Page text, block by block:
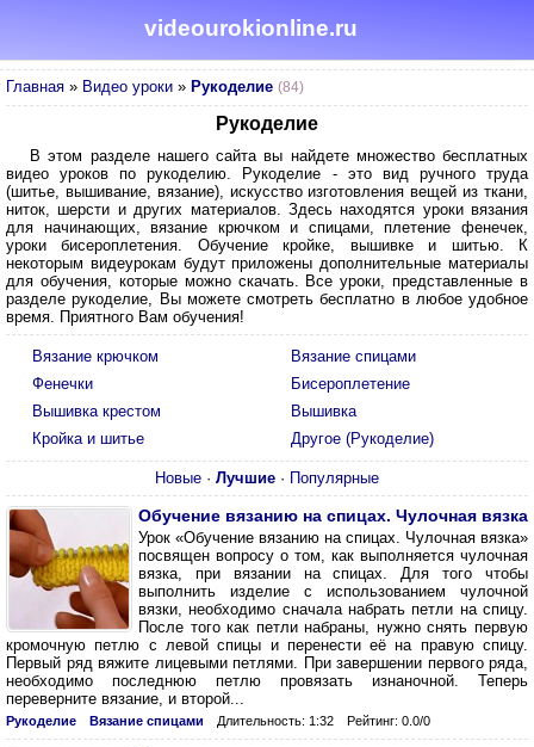
videourokionline.ru
Главная » Видео уроки » Рукоделие (84)
Рукоделие
В этом разделе нашего сайта вы найдете множество бесплатных
видео уроков по рукоделию. Рукоделие - это вид ручного труда
(шитье, вышивание, вязание), искусство изготовления вещей из ткани,
ниток, шерсти и других материалов. Здесь находятся уроки вязания
для начинающих, вязание крючком и спицами, плетение фенечек,
уроки бисероплетения. Обучение кройке, вышивке и шитью. К
некоторым видеурокам будут приложены дополнительные материалы
для обучения, которые можно скачать. Все уроки, представленные в
разделе рукоделие, Вы можете смотреть бесплатно в любое удобное
время. Приятного Вам обучения!
Вязание крючком
Вязание спицами
Фенечки
Бисероплетение
Вышивка крестом
Вышивка
Кройка и шитье
Другое (Рукоделие)
Новые · Лучшие · Популярные
Обучение вязанию на спицах. Чулочная вязка
Урок «Обучение вязанию на спицах. Чулочная вязка»
посвящен вопросу о том, как выполняется чулочная
вязка, при вязании на спицах. Для того чтобы
выполнить изделие с использованием чулочной
вязки, необходимо сначала набрать петли на спицу.
После того как петли набраны, нужно снять первую
кромочную петлю с левой спицы и перенести её на правую спицу.
Первый ряд вяжите лицевыми петлями. При завершении первого ряда,
необходимо последнюю петлю провязать изнаночной. Теперь
переверните вязание, и второй...
Рукоделие Вязание спицами Длительность: 1:32 Рейтинг: 0.0/0